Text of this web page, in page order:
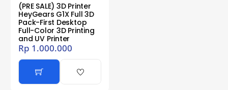
(PRE SALE) 3D Printer
HeyGears G1X Full 3D
Pack-First Desktop
Full-Color 3D Printing
and UV Printer
Rp 1.000.000